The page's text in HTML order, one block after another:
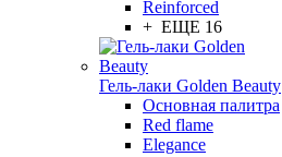
Reinforced
+ ЕЩЕ 16
Гель-лаки Golden Beauty
Основная палитра
Red flame
Elegance